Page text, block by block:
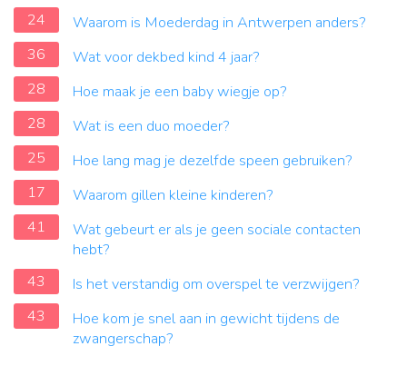
24
Waarom is Moederdag in Antwerpen anders?
36
Wat voor dekbed kind 4 jaar?
28
Hoe maak je een baby wiegje op?
28
Wat is een duo moeder?
25
Hoe lang mag je dezelfde speen gebruiken?
17
Waarom gillen kleine kinderen?
41
Wat gebeurt er als je geen sociale contacten
hebt?
43
Is het verstandig om overspel te verzwijgen?
43
Hoe kom je snel aan in gewicht tijdens de
zwangerschap?